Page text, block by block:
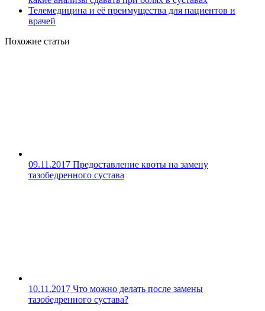
Телемедицина и её преимущества для пациентов и
врачей
Похожие статьи
09.11.2017 Предоставление квоты на замену
тазобедренного сустава
10.11.2017 Что можно делать после замены
тазобедренного сустава?